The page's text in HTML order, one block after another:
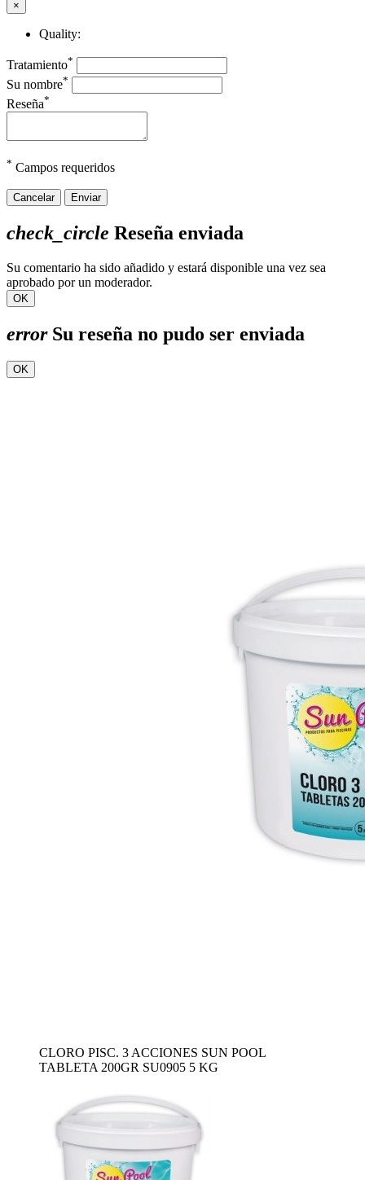
×
Quality:
Tratamiento*
Su nombre*
Reseña*
* Campos requeridos
Cancelar Enviar
check_circle Reseña enviada
Su comentario ha sido añadido y estará disponible una vez sea
aprobado por un moderador.
OK
errorSu reseña no pudo ser enviada
OK
CLORO PISC. 3 ACCIONES SUN POOL
TABLETA 200GR SU0905 5 KG